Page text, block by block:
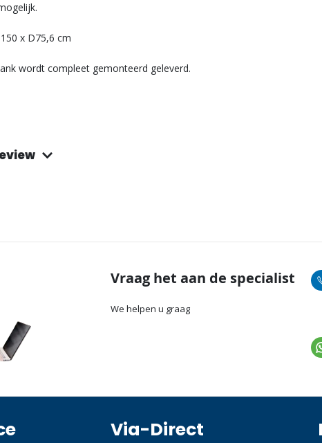
x D75,6 cm
wordt compleet gemonteerd geleverd.
Vraag het aan de specialist
We helpen u graag
Via-Direct